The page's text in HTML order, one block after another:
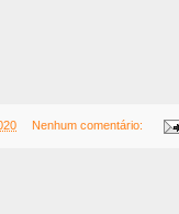
Nenhum comentário: